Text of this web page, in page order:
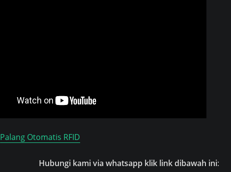
Palang Otomatis RFID
Hubungi kami via whatsapp klik link dibawah ini: